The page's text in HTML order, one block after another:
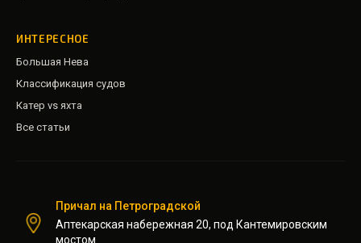
ИНТЕРЕСНОЕ
Большая Нева
Классификация судов
Катер vs яхта
Все статьи
Причал на Петроградской
Аптекарская набережная 20, под Кантемировским
мостом